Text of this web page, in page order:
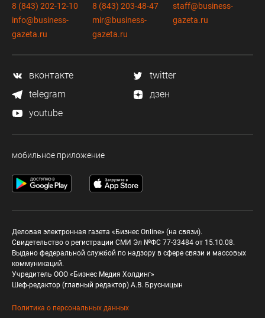
8 (843) 202-12-10
info@business-
gazeta.ru
8 (843) 203-48-47
mir@business-
gazeta.ru
staff@business-
gazeta.ru
вконтакте
twitter
telegram
дзен
youtube
мобильное приложение
Деловая электронная газета «Бизнес Online» (на связи).
Свидетельство о регистрации СМИ Эл №ФС 77-33484 от 15.10.08.
Выдано федеральной службой по надзору в сфере связи и массовых
коммуникаций.
Учредитель ООО «Бизнес Медия Холдинг»
Шеф-редактор (главный редактор) А.В. Брусницын
Политика о персональных данных